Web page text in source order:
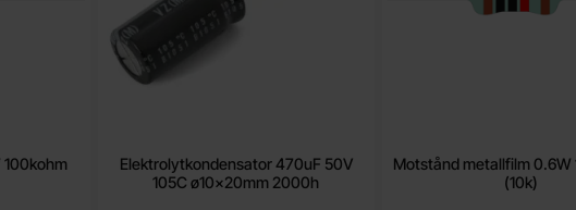
Elektrolytkondensator 470uF 50V
105C ø10x20mm 2000h
Motstånd metallfilm 0.6W
(10k)